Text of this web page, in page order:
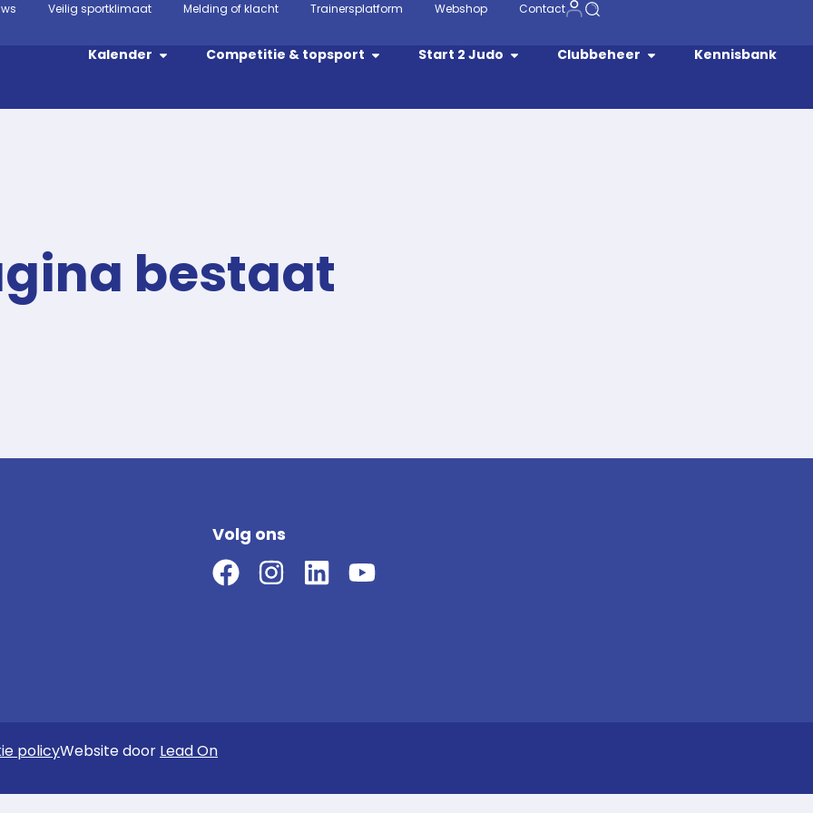
Veilig sportklimaat Melding of klacht Trainersplatform Webshop Contact
Kalender Competitie & topsport Start 2 Judo Clubbeheer Kennisbank
bestaat
Volg ons
policyWebsite door Lead On